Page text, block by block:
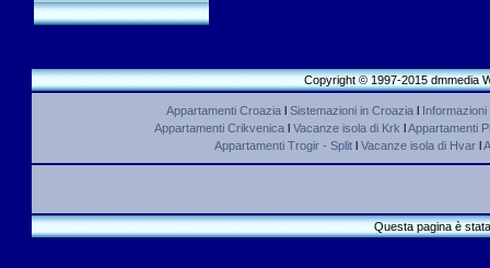
Copyright © 1997-2015 dmmedia
Appartamenti Croazial Sistemazioni in Croazial Informazioni
Appartamenti Crikvenica l Vacanze isola di Krk lAppartamenti
Appartamenti Trogir - Split l Vacanze isola di Hvar l
Questa pagina è